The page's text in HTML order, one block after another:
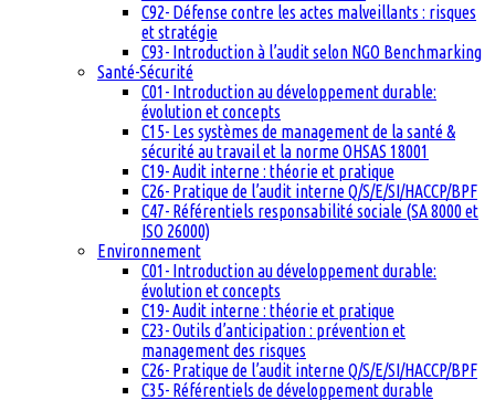
C92- Défense contre les actes malveillants : risques
et stratégie
C93- Introduction à l’audit selon NGO Benchmarking
Santé-Sécurité
C01- Introduction au développement durable:
évolution et concepts
C15- Les systèmes de management de la santé &
sécurité au travail et la norme OHSAS 18001
C19- Audit interne : théorie et pratique
C26- Pratique de l’audit interne Q/S/E/SI/HACCP/BPF
C47- Référentiels responsabilité sociale (SA 8000 et
ISO 26000)
Environnement
C01- Introduction au développement durable:
évolution et concepts
C19- Audit interne : théorie et pratique
C23- Outils d’anticipation : prévention et
management des risques
C26- Pratique de l’audit interne Q/S/E/SI/HACCP/BPF
C35- Référentiels de développement durable